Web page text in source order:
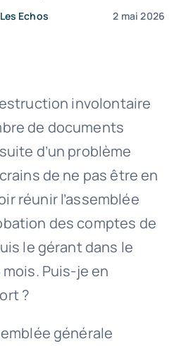
Les Echos 2 mai 2026
involontaire
de documents
d’un problème
de ne pas être en
réunir l’assemblée
des comptes de
le gérant dans le
Puis-je en
?
générale